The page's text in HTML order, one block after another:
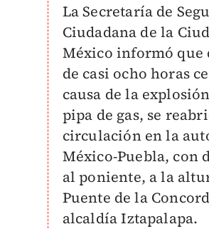
La Secretaría de
Ciudadana de la
México informó que
de casi ocho horas
causa de la
pipa de gas, se
circulación en la
México-Puebla, con
al poniente, a la
Puente de la
alcaldía Iztapalapa.